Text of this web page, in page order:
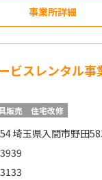
事業所詳細
ビスレンタル事
販売 住宅改修
埼玉県入間市野田